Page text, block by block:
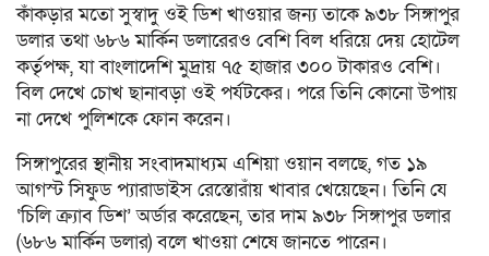
কাঁকড়ার মতো সুস্বাদু ওই ডিশ খাওয়ার জন্য তাকে ৯৩৮ সিঙ্গাপুর
ডলার তথা ৬৮৬ মার্কিন ডলারেরও বেশি বিল ধরিয়ে দেয় হোটেল
কর্তৃপক্ষ, যা বাংলাদেশি মুদ্রায় ৭৫ হাজার ৩০০ টাকারও বেশি।
বিল দেখে চোখ ছানাবড়া ওই পর্যটকের। পরে তিনি কোনো উপায়
না দেখে পুলিশকে ফোন করেন।
সিঙ্গাপুরের স্থানীয় সংবাদমাধ্যম এশিয়া ওয়ান বলছে, গত ১৯
আগস্ট সিফুড প্যারাডাইস রেস্তোরাঁয় খাবার খেয়েছেন। তিনি যে
‘চিলি ক্র্যাব ডিশ’ অর্ডার করেছেন, তার দাম ৯৩৮ সিঙ্গাপুর ডলার
(৬৮৬ মার্কিন ডলার) বলে খাওয়া শেষে জানতে পারেন।